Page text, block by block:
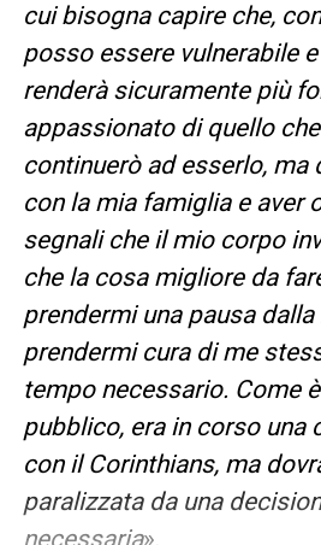
cui bisogna capire che,
posso essere vulnerabile
renderà sicuramente più
appassionato di quello
continuerò ad esserlo, ma
con la mia famiglia e aver
segnali che il mio corpo
che la cosa migliore da
prendermi una pausa
prendermi cura di me
tempo necessario. Come
pubblico, era in corso una
con il Corinthians, ma
paralizzata da una